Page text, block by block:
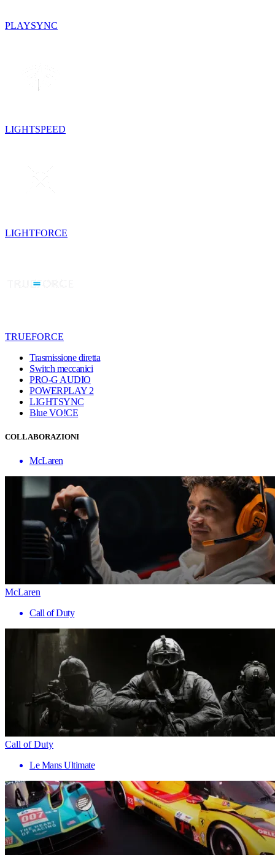
PLAYSYNC
LIGHTSPEED
LIGHTFORCE
TRUEFORCE
Trasmissione diretta
Switch meccanici
PRO-G AUDIO
POWERPLAY 2
LIGHTSYNC
Blue VO!CE
COLLABORAZIONI
McLaren
McLaren
Call of Duty
Call of Duty
Le Mans Ultimate